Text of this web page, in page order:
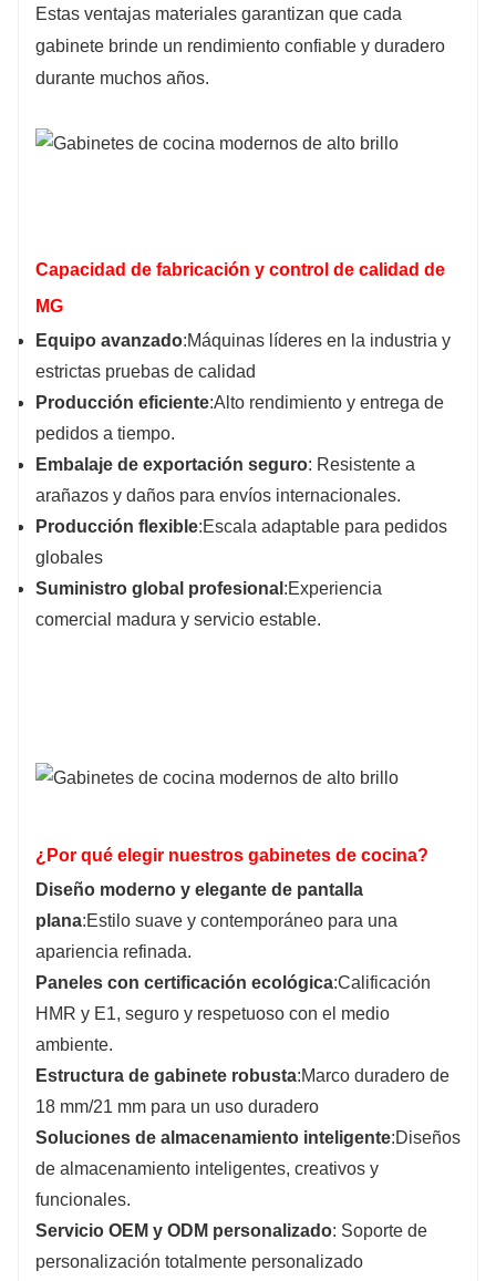
Estas ventajas materiales garantizan que cada
gabinete brinde un rendimiento confiable y duradero
durante muchos años.
Capacidad de fabricación y control de calidad de
MG
Equipo avanzado:Máquinas líderes en la industria y
estrictas pruebas de calidad
Producción eficiente:Alto rendimiento y entrega de
pedidos a tiempo.
Embalaje de exportación seguro: Resistente a
arañazos y daños para envíos internacionales.
Producción flexible:Escala adaptable para pedidos
globales
Suministro global profesional :Experiencia
comercial madura y servicio estable.
¿Por qué elegir nuestros gabinetes de cocina?
Diseño moderno y elegante de pantalla
plana:Estilo suave y contemporáneo para una
apariencia refinada.
Paneles con certificación ecológica:Calificación
HMR y E1, seguro y respetuoso con el medio
ambiente.
Estructura de gabinete robusta:Marco duradero de
18 mm/21 mm para un uso duradero
Soluciones de almacenamiento inteligente:Diseños
de almacenamiento inteligentes, creativos y
funcionales.
Servicio OEM y ODM personalizado: Soporte de
personalización totalmente personalizado